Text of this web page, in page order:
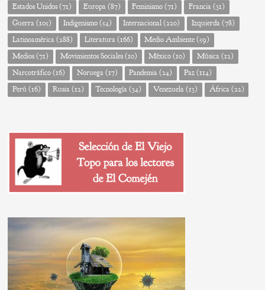
Estados Unidos(71) Europa(87) Feminismo(71) Francia(31)
Guerra(105) Indigenismo(54) Internacional(220) Izquierda(78)
Latinoamérica(288) Literatura(166) Medio Ambiente(59)
Medios(71) Movimientos Sociales(10) México(10) Música(12)
Narcotráfico(16) Noruega(17) Pandemia(24) Paz(114)
Perú (16) Rusia(12) Tecnología(34) Venezuela(13) África(22)